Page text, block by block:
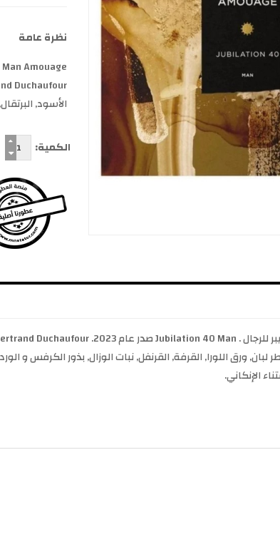
نظرة عامة
الأسود,
الكمية:
لبان, ورق اللورا, القرفة, القرنفل, نبات الوزال, بذور الكرفس
الإنكاني.